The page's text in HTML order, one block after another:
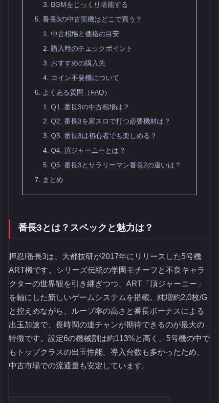
BGMをじっくり堪能する
番長3の中古実機はどこで買う？
中古相場と価格の目安
購入時のチェックポイント
おすすめの購入先
コイン不要機について
よくある質問（FAQ）
Q1. 番長3の中古相場は？
Q2. 番長3を家スロで打つ必要機材は？
Q3. 番長3は初心者でも楽しめる？
Q4. 頂ジャーニーとは？
Q5. 番長3とサラリーマン番長2の違いは？
まとめ
番長3とは？スペックと魅力は？
押忍!番長3は、大都技研が2017年にリリースした5号機
ART機です。シリーズ伝統の学園モチーフと不良キャラ
クターの世界観を引き継ぎつつ、ART「頂ジャーニー」
を軸にした新しいゲームシステムを搭載。純増約2.0枚/G
と控えめながら、ループ率の高さと番長ボーナスによる
出玉加速で、長時間の連チャンが期待できるのが最大の
特徴です。設定6の機械割は約113%と高く、5号機の中で
もトップクラスの出玉性能。導入台数も多かったため、
中古市場での流通量も安定しています。